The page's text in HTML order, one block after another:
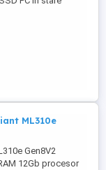
curat, pastă
AMD Phenom
Gb DDR2 SSD:
WD 250Gb DVD-
GT630 ,
PCIe Sursa originală
ML310e
Gen8V2
12Gb procesor